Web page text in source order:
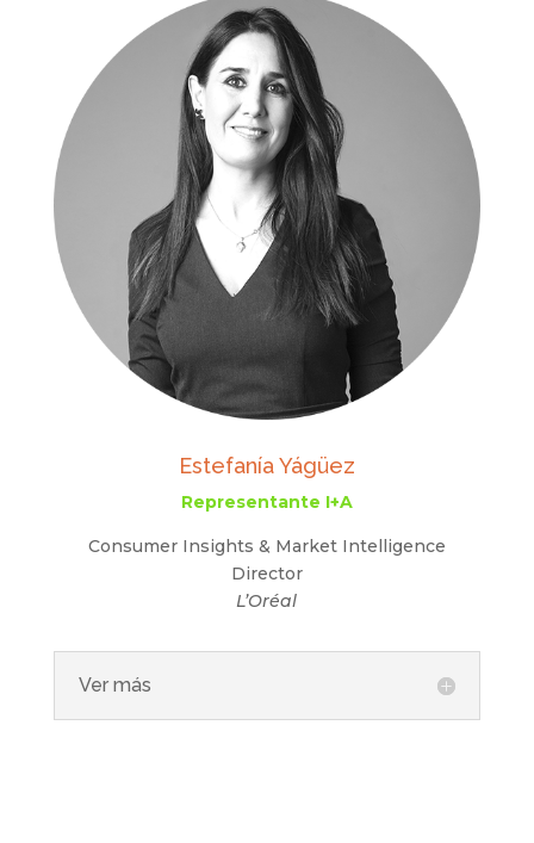
Estefanía Yágüez
Representante I+A
Consumer Insights & Market Intelligence
Director
L’Oréal
Ver más